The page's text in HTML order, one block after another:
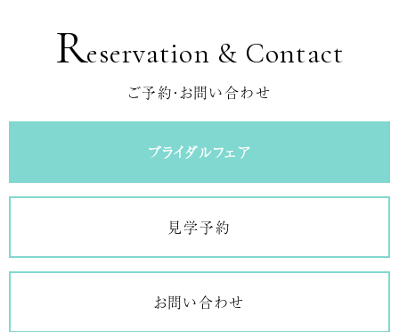
Reservation & Contact
ご予約・お問い合わせ
ブライダルフェア
見学予約
お問い合わせ